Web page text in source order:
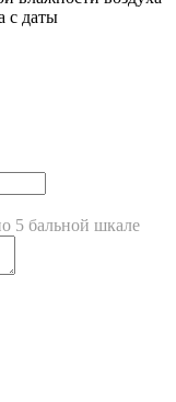
с даты
5 бальной шкале